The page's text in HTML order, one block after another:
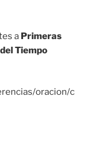
a Primeras
Tiempo
oracion/c